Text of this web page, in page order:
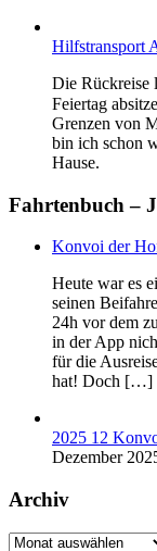
Hilfstransport
Die Rückreise
Feiertag
Grenzen von
bin ich schon
Hause.
Fahrtenbuch –
Konvoi der
Heute war es
seinen
24h vor dem
in der App
für die
hat! Doch […]
2025 12
Dezember
Archiv
Archiv